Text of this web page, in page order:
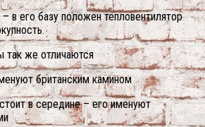
в его базу положен тепловентилятор
так же отличаются
британским камином
в середине – его именуют